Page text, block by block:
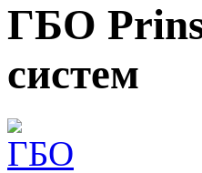
ГБО Prins
систем